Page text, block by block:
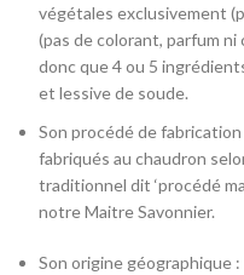
végétales exclusivement
(pas de colorant, parfum
donc que 4 ou 5
et lessive de soude.
Son procédé de
fabriqués au chaudron
traditionnel dit ‘procédé
notre Maitre Savonnier.
Son origine géographique